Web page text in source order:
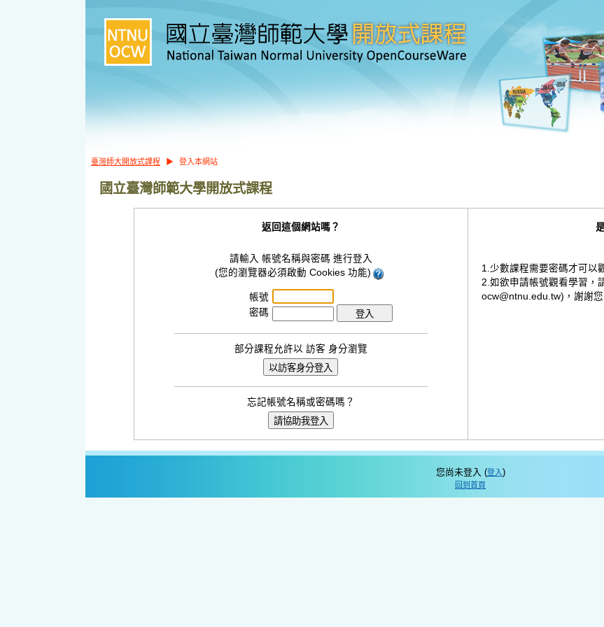
臺灣師大開放式課程 ▶ 登入本網站
國立臺灣師範大學開放式課程
返回這個網站嗎？
請輸入 帳號名稱與密碼 進行登入
(您的瀏覽器必須啟動 Cookies 功能)
帳號
密碼
部分課程允許以 訪客 身分瀏覽
忘記帳號名稱或密碼嗎？
1.少數課程需要密碼才可以
2.如欲申請帳號觀看學習，
ocw@ntnu.edu.tw)，謝謝您
您尚未登入 (登入)
回到首頁